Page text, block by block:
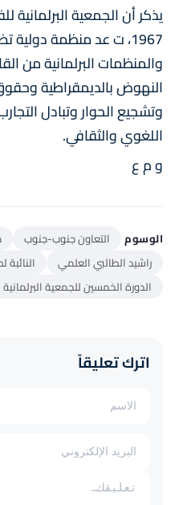
يذكر أن الجمعية
والمنظمات البرلمانية من
النهوض بالديمقراطية
وتشجيع الحوار وتبادل
اللغوي والثقافي.
و م ع
الوسوم التعاون جنوب-جنوب
راشيد الطالبي العلمي
النائبة
الدورة الخمسين للجمعية
اترك تعليقاً